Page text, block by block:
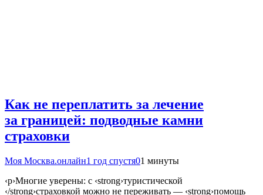
Как не переплатить за лечение
за границей: подводные камни
страховки
Моя Москва.онлайн1 год спустя01 минуты
‹p›Многие уверены: с ‹strong›туристической
‹/strong›страховкой можно не переживать — ‹strong›помощь